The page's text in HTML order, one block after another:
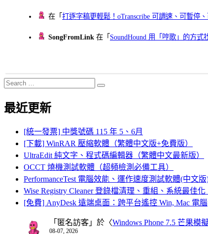
在「打逐字稿更輕鬆！oTranscribe 可調速、可暫停
SongFromLink 在「 SoundHound 用「哼歌」的方式
Search
for:
Search
最近更新
[統一發票] 中獎號碼 115 年 5、6月
[下載] WinRAR 壓縮軟體（繁體中文版+免費版）
UltraEdit 純文字、程式碼編輯器（繁體中文最新版）
OCCT 燒機測試軟體（超頻檢測必備工具）
PerformanceTest 電腦效能、運作速度測試軟體(中文版
Wise Registry Cleaner 登錄檔清理、重組、系統最佳
[免費] AnyDesk 遠端桌面：跨平台遙控 Win, Mac 電腦
「 匿名訪客 」於〈Windows Phone 7.5 芒果模
08-07, 2026